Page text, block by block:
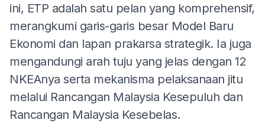
ini, ETP adalah satu pelan yang komprehensif,
merangkumi garis-garis besar Model Baru
Ekonomi dan lapan prakarsa strategik. Ia juga
mengandungi arah tuju yang jelas dengan 12
NKEAnya serta mekanisma pelaksanaan jitu
melalui Rancangan Malaysia Kesepuluh dan
Rancangan Malaysia Kesebelas.